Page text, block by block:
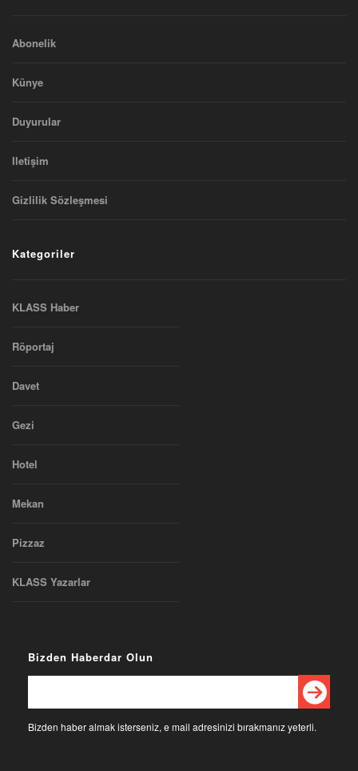
Abonelik
Künye
Duyurular
Iletişim
Gizlilik Sözleşmesi
Kategoriler
KLASS Haber
Röportaj
Davet
Gezi
Hotel
Mekan
Pizzaz
KLASS Yazarlar
Bizden Haberdar Olun
Bizden haber almak isterseniz, e mail adresinizi bırakmanız yeterli.